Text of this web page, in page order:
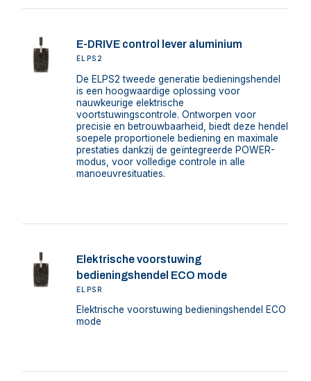
E-DRIVE control lever aluminium
ELPS2
De ELPS2 tweede generatie bedieningshendel
is een hoogwaardige oplossing voor
nauwkeurige elektrische
voortstuwingscontrole. Ontworpen voor
precisie en betrouwbaarheid, biedt deze hendel
soepele proportionele bediening en maximale
prestaties dankzij de geïntegreerde POWER-
modus, voor volledige controle in alle
manoeuvresituaties.
Elektrische voorstuwing
bedieningshendel ECO mode
ELPSR
Elektrische voorstuwing bedieningshendel ECO
mode